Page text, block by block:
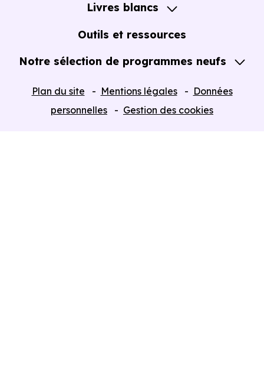
Livres blancs
Guide de l'Achat immobilier neuf en VEFA
Outils et ressources
Notre sélection de programmes neufs
Plan du site Mentions légales
Données
personnelles
Gestion des cookies